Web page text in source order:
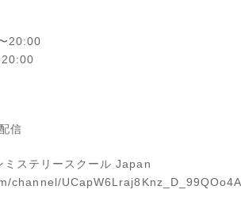
20:00
信
ミステリースクール Japan
channel/